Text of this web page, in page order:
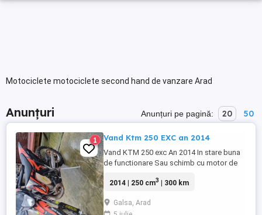
Motociclete motociclete second hand de vanzare Arad
Anunțuri Anunțuri pe pagină: 20 50
1 Vand Ktm 250 EXC an 2014
Vand KTM 250 exc An 2014 In stare buna
de functionare Sau schimb cu motor de
2014 | 250 cm3 | 300 km
Galsa, Arad